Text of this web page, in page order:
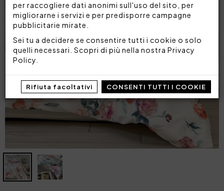
per raccogliere dati anonimi sull'uso del sito, per
migliorarne i servizi e per predisporre campagne
pubblicitarie mirate.
Sei tu a decidere se consentire tutti i cookie o solo
quelli necessari. Scopri di più nella nostra Privacy
Policy
Rifiuta facoltativi CONSENTI TUTTI I COOKIE